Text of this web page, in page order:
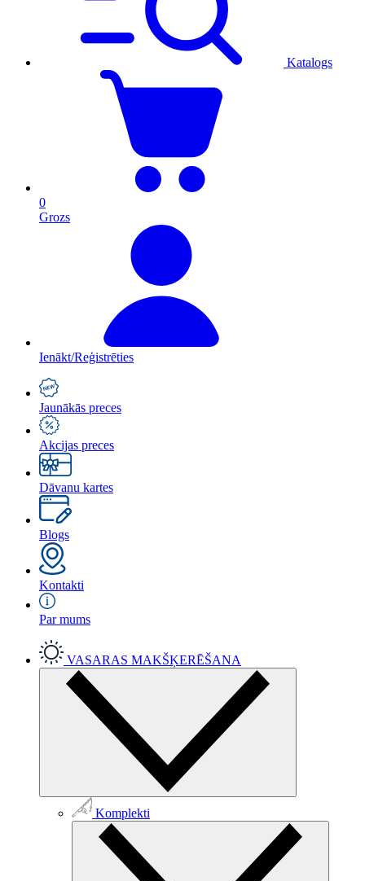
Katalogs
0
Grozs
Ienākt/Reģistrēties
Jaunākās preces
Akcijas preces
Dāvanu kartes
Blogs
Kontakti
Par mums
VASARAS MAKŠĶERĒŠANA
Komplekti